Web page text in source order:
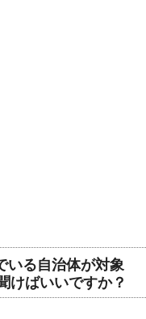
いる自治体が対象
けばいいですか？